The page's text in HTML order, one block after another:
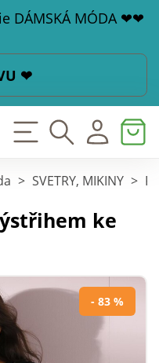
DÁMSKÁ MÓDA ❤❤
❤
> SVETRY, MIKINY >
ke
- 83 %